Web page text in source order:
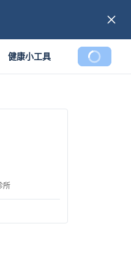
健康小工具
所